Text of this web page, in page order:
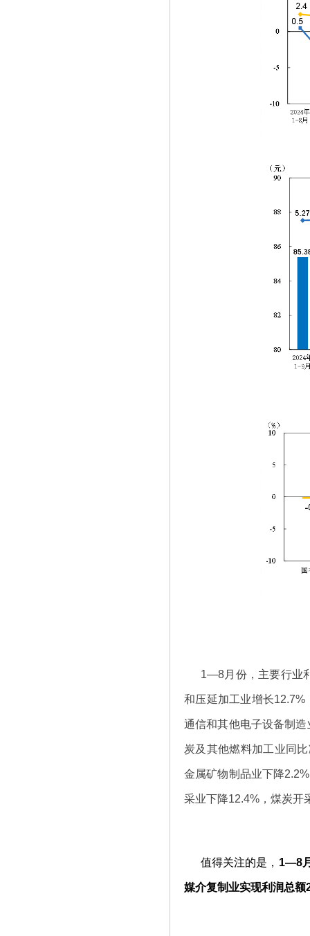
1—8月份，主要行业
和压延加工业增长
通信和其他电子设备制
炭及其他燃料加工业同
金属矿物制品业下降
采业下降12.4%，煤炭开
值得关注的是， 1—8
媒介复制业实现利润总